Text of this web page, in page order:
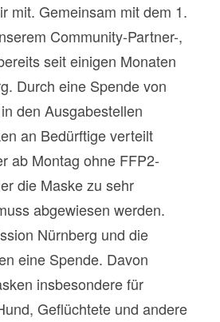
mit. Gemeinsam mit dem 1.
Community-Partner-,
seit einigen Monaten
Durch eine Spende von
den Ausgabestellen
an Bedürftige verteilt
ab Montag ohne FFP2-
die Maske zu sehr
abgewiesen werden.
Nürnberg und die
eine Spende. Davon
insbesondere für
Geflüchtete und andere